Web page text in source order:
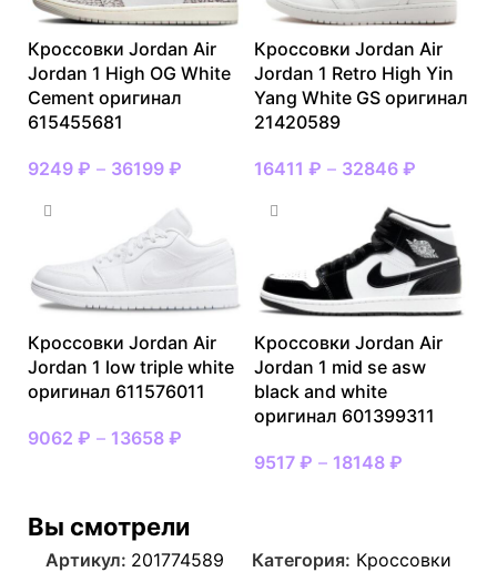
Кроссовки Jordan Air
Jordan 1 High OG White
Cement оригинал
615455681
9249 ₽ – 36199 ₽
Кроссовки Jordan Air
Jordan 1 Retro High Yin
Yang White GS оригинал
21420589
16411 ₽ – 32846 ₽
Кроссовки Jordan Air
Jordan 1 low triple white
оригинал 611576011
9062 ₽ – 13658 ₽
Кроссовки Jordan Air
Jordan 1 mid se asw
black and white
оригинал 601399311
9517 ₽ – 18148 ₽
Вы смотрели
Артикул: 201774589 Категория: Кроссовки